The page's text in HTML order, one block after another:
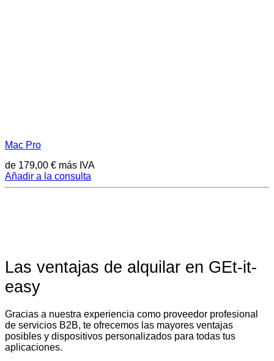
Mac Pro
de 179,00 € más IVA
Añadir a la consulta
Las ventajas de alquilar en GEt-it-
easy
Gracias a nuestra experiencia como proveedor profesional
de servicios B2B, te ofrecemos las mayores ventajas
posibles y dispositivos personalizados para todas tus
aplicaciones.